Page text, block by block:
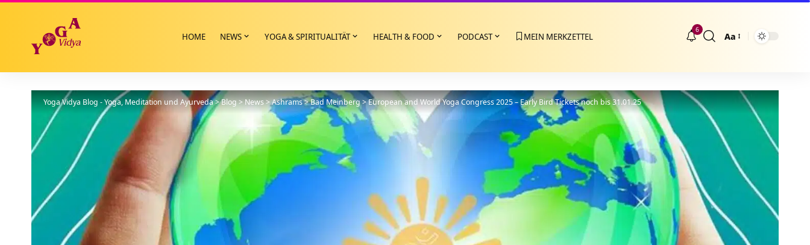
HOME NEWS YOGA & SPIRITUALITÄT HEALTH & FOOD PODCAST MEIN MERKZETTEL
6
Größenänderung
Aa
Yoga Vidya Blog - Yoga, Meditation und Ayurveda>Blog>News>Ashrams>Bad Meinberg>European and World Yoga Congress 2025 – Early Bird Tickets noch bis 31.01.25